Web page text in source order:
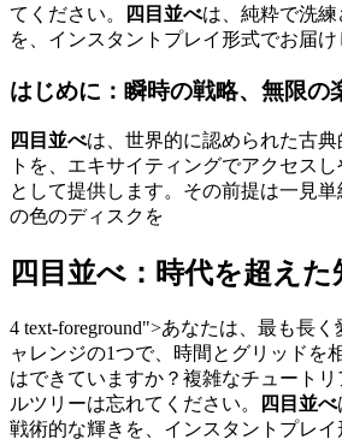
てください。
四目並べは、純粋で洗練
を、インスタントプレイ形式でお届け
はじめに：瞬時の戦略、無限の
四目並べは、世界的に認められた古
トを、エキサイティングでアクセス
として提供します。その前提は一見
の色のディスクを
四目並べ：時代を超えた
4 text-foreground">あなたは、最も長
ャレンジの1つで、時間とグリッドを
はできていますか？複雑なチュート
ルツリーは忘れてください。
四目並べ
戦術的な輝きを、インスタントプレイ